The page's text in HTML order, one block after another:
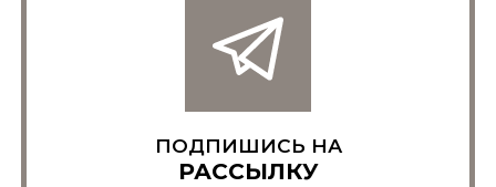
ПОДПИШИСЬ НА
РАССЫЛКУ